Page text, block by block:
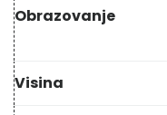
Obrazovanje
Visina